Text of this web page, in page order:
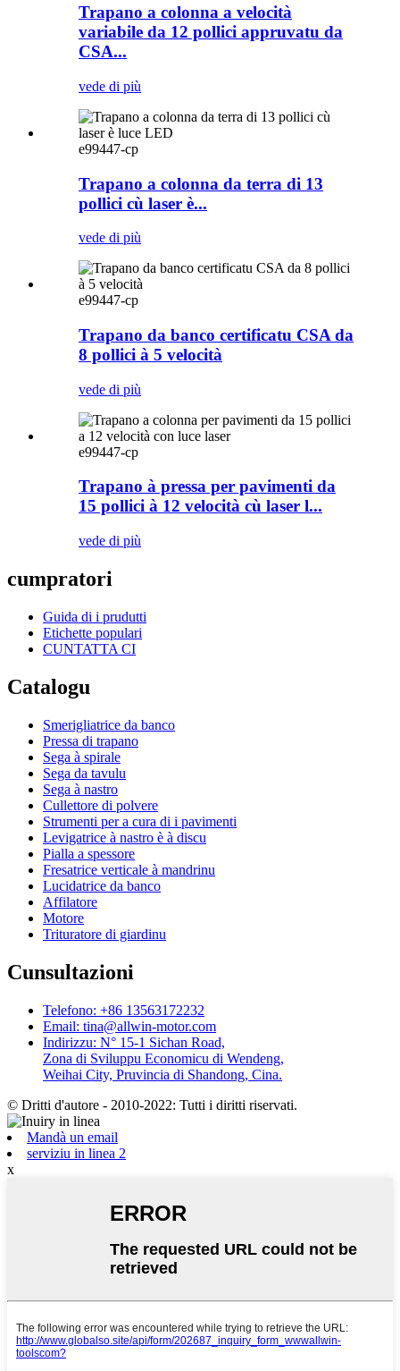
Trapano a colonna a velocità
variabile da 12 pollici appruvatu da
CSA...
vede di più
e99447-cp
Trapano a colonna da terra di 13
pollici cù laser è...
vede di più
e99447-cp
Trapano da banco certificatu CSA da
8 pollici à 5 velocità
vede di più
e99447-cp
Trapano à pressa per pavimenti da
15 pollici à 12 velocità cù laser l...
vede di più
cumpratori
Guida di i prudutti
Etichette populari
CUNTATTA CI
Catalogu
Smerigliatrice da banco
Pressa di trapano
Sega à spirale
Sega da tavulu
Sega à nastro
Cullettore di polvere
Strumenti per a cura di i pavimenti
Levigatrice à nastro è à discu
Pialla a spessore
Fresatrice verticale à mandrinu
Lucidatrice da banco
Affilatore
Motore
Trituratore di giardinu
Cunsultazioni
Telefono: +86 13563172232
Email: tina@allwin-motor.com
Indirizzu: N° 15-1 Sichan Road,
Zona di Sviluppu Economicu di Wendeng,
Weihai City, Pruvincia di Shandong, Cina.
© Dritti d'autore - 2010-2022: Tutti i diritti riservati.
Mandà un email
serviziu in linea 2
x